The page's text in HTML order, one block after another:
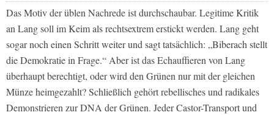
Das Motiv der üblen Nachrede ist durchschaubar. Legitime Kritik
an Lang soll im Keim als rechtsextrem erstickt werden. Lang geht
sogar noch einen Schritt weiter und sagt tatsächlich: „Biberach stellt
die Demokratie in Frage.“ Aber ist das Echauffieren von Lang
überhaupt berechtigt, oder wird den Grünen nur mit der gleichen
Münze heimgezahlt? Schließlich gehört rebellisches und radikales
Demonstrieren zur DNA der Grünen. Jeder Castor-Transport und